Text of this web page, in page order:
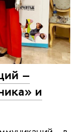
–
и